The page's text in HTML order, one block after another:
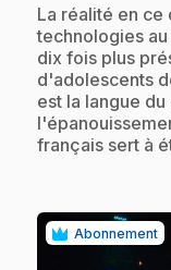
.La réalité en ce
technologies
dix fois plus
d'adolescents
est la langue
français sert à
Abonnement